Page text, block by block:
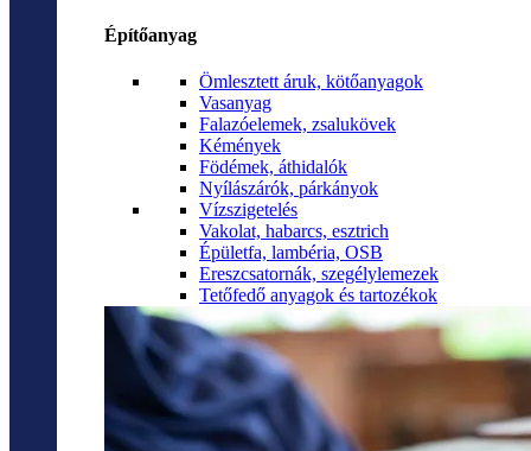
Építőanyag
Ömlesztett áruk, kötőanyagok
Vasanyag
Falazóelemek, zsalukövek
Kémények
Födémek, áthidalók
Nyílászárók, párkányok
Vízszigetelés
Vakolat, habarcs, esztrich
Épületfa, lambéria, OSB
Ereszcsatornák, szegélylemezek
Tetőfedő anyagok és tartozékok